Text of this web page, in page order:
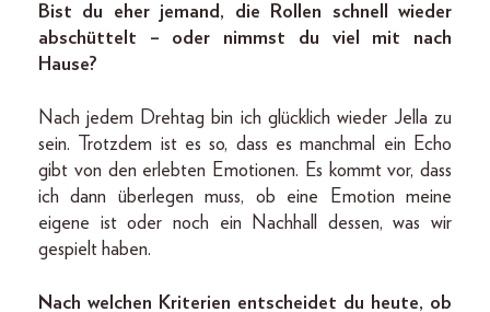
Bist du eher jemand, die Rollen schnell wieder
abschüttelt – oder nimmst du viel mit nach
Hause?
Nach jedem Drehtag bin ich glücklich wieder Jella zu
sein. Trotzdem ist es so, dass es manchmal ein Echo
gibt von den erlebten Emotionen. Es kommt vor, dass
ich dann überlegen muss, ob eine Emotion meine
eigene ist oder noch ein Nachhall dessen, was wir
gespielt haben.
Nach welchen Kriterien entscheidet du heute, ob